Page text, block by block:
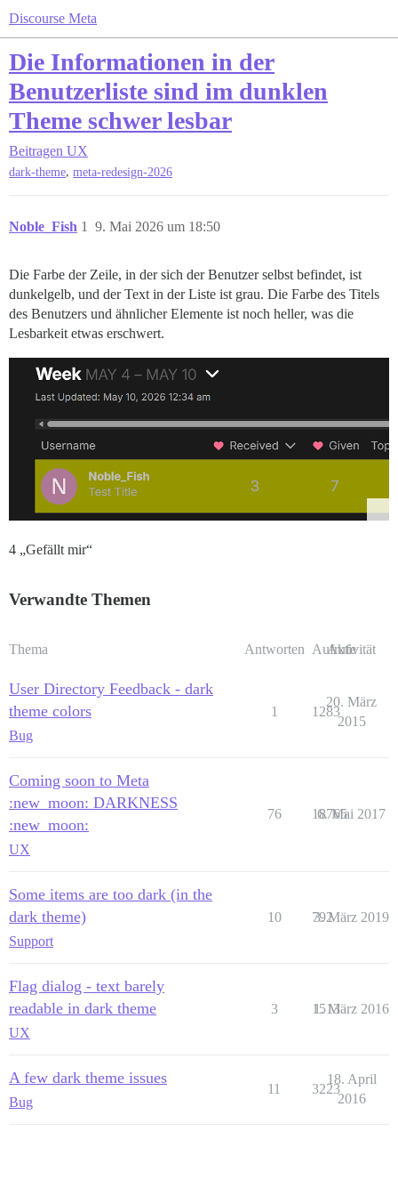
Discourse Meta
Die Informationen in der
Benutzerliste sind im dunklen
Theme schwer lesbar
Beitragen UX
dark-theme, meta-redesign-2026
Noble_Fish 9. Mai 2026 um 18:50
1
Die Farbe der Zeile, in der sich der Benutzer selbst befindet, ist
dunkelgelb, und der Text in der Liste ist grau. Die Farbe des Titels
des Benutzers und ähnlicher Elemente ist noch heller, was die
Lesbarkeit etwas erschwert.
4 „Gefällt mir“
Verwandte Themen
Thema Antworten Aufrufe
Aktivität
User Directory Feedback - dark
theme colors
Bug
1 1283
20. März
2015
Coming soon to Meta
:new_moon: DARKNESS
:new_moon:
UX
76 18765
6. Mai 2017
Some items are too dark (in the
dark theme)
Support
10 792
3. März 2019
Flag dialog - text barely
readable in dark theme
UX
3 1513
1. März 2016
A few dark theme issues
Bug
11 3223
18. April
2016